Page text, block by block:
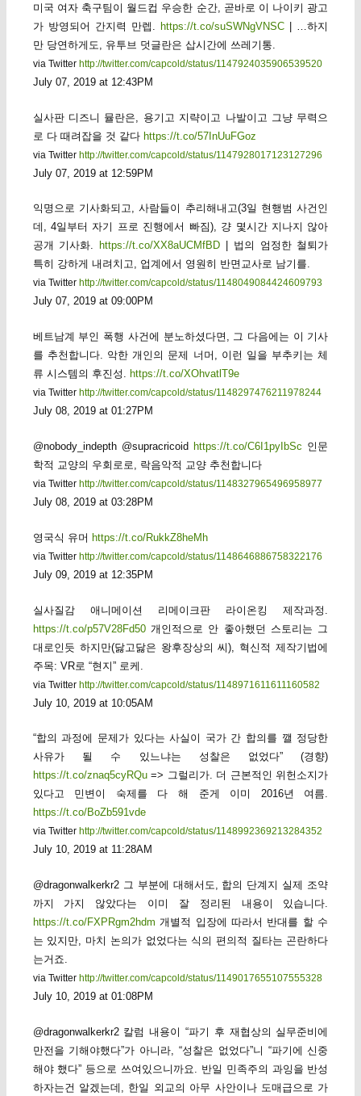
미국 여자 축구팀이 월드컵 우승한 순간, 곧바로 이 나이키 광고
가 방영되어 간지력 만렙.
https://t.co/suSWNgVNSC | …하지
만 당연하게도, 유투브 덧글란은 삽시간에 쓰레기통.
via Twitter http://twitter.com/capcold/status/1147924035906539520
July 07, 2019 at 12:43PM
실사판 디즈니 뮬란은, 용기고 지략이고 나발이고 그냥 무력으
로 다 때려잡을 것 같다 https://t.co/57InUuFGoz
via Twitter http://twitter.com/capcold/status/1147928017123127296
July 07, 2019 at 12:59PM
익명으로 기사화되고, 사람들이 추리해내고(3일 현행범 사건인
데, 4일부터 자기 프로 진행에서 빠짐), 걍 몇시간 지나지 않아
공개 기사화.
https://t.co/XX8aUCMfBD | 법의 엄정한 철퇴가
특히 강하게 내려치고, 업계에서 영원히 반면교사로 남기를.
via Twitter http://twitter.com/capcold/status/1148049084424609793
July 07, 2019 at 09:00PM
베트남계 부인 폭행 사건에 분노하셨다면, 그 다음에는 이 기사
를 추천합니다. 악한 개인의 문제 너머, 이런 일을 부추키는 체
류 시스템의 후진성. https://t.co/XOhvatlT9e
via Twitter http://twitter.com/capcold/status/1148297476211978244
July 08, 2019 at 01:27PM
@nobody_indepth @supracricoid https://t.co/C6I1pyIbSc 인문
학적 교양의 우회로로, 락음악적 교양 추천합니다
via Twitter http://twitter.com/capcold/status/1148327965496958977
July 08, 2019 at 03:28PM
영국식 유머 https://t.co/RukkZ8heMh
via Twitter http://twitter.com/capcold/status/1148646886758322176
July 09, 2019 at 12:35PM
실사질감 애니메이션 리메이크판 라이온킹 제작과정.
https://t.co/p57V28Fd50개인적으로 안 좋아했던 스토리는 그
대로인듯 하지만(닳고닳은 왕후장상의 씨), 혁신적 제작기법에
주목: VR로 “현지” 로케.
via Twitter http://twitter.com/capcold/status/1148971611611160582
July 10, 2019 at 10:05AM
“합의 과정에 문제가 있다는 사실이 국가 간 합의를 깰 정당한
사유가 될 수 있느냐는 성찰은 없었다” (경향)
https://t.co/znaq5cyRQu=> 그럴리가. 더 근본적인 위헌소지가
있다고 민변이 숙제를 다 해 준게 이미 2016년 여름.
https://t.co/BoZb591vde
via Twitter http://twitter.com/capcold/status/1148992369213284352
July 10, 2019 at 11:28AM
@dragonwalkerkr2 그 부분에 대해서도, 합의 단계지 실제 조약
까지 가지 않았다는 이미 잘 정리된 내용이 있습니다.
https://t.co/FXPRgm2hdm 개별적 입장에 따라서 반대를 할 수
는 있지만, 마치 논의가 없었다는 식의 편의적 질타는 곤란하다
는거죠.
via Twitter http://twitter.com/capcold/status/1149017655107555328
July 10, 2019 at 01:08PM
@dragonwalkerkr2 칼럼 내용이 “파기 후 재협상의 실무준비에
만전을 기해야했다”가 아니라, “성찰은 없었다”니 “파기에 신중
해야 했다” 등으로 쓰여있으니까요. 반일 민족주의 과잉을 반성
하자는건 알겠는데, 한일 외교의 아무 사안이나 도매급으로 가